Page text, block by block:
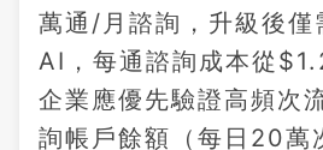
萬通/月諮詢，升級後僅
AI，每通諮詢成本從
企業應優先驗證高頻次
詢帳戶餘額（每日20萬